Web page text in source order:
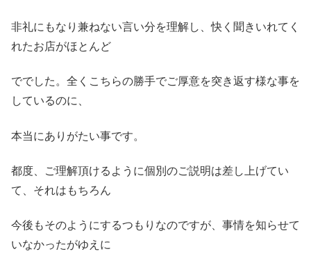
非礼にもなり兼ねない言い分を理解し、快く聞きいれてく
れたお店がほとんど
ででした。全くこちらの勝手でご厚意を突き返す様な事を
しているのに、
本当にありがたい事です。
都度、ご理解頂けるように個別のご説明は差し上げてい
て、それはもちろん
今後もそのようにするつもりなのですが、事情を知らせて
いなかったがゆえに